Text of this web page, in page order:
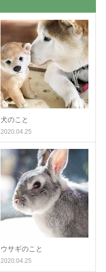
犬のこと
2020.04.25
ウサギのこと
2020.04.25